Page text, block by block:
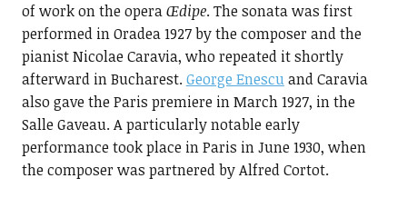
of work on the operaŒdipe. The sonata was first
performed in Oradea 1927 by the composer and the
pianist Nicolae Caravia, who repeated it shortly
afterward in Bucharest.George Enescuand Caravia
also gave the Paris premiere in March 1927, in the
Salle Gaveau. A particularly notable early
performance took place in Paris in June 1930, when
the composer was partnered by Alfred Cortot.